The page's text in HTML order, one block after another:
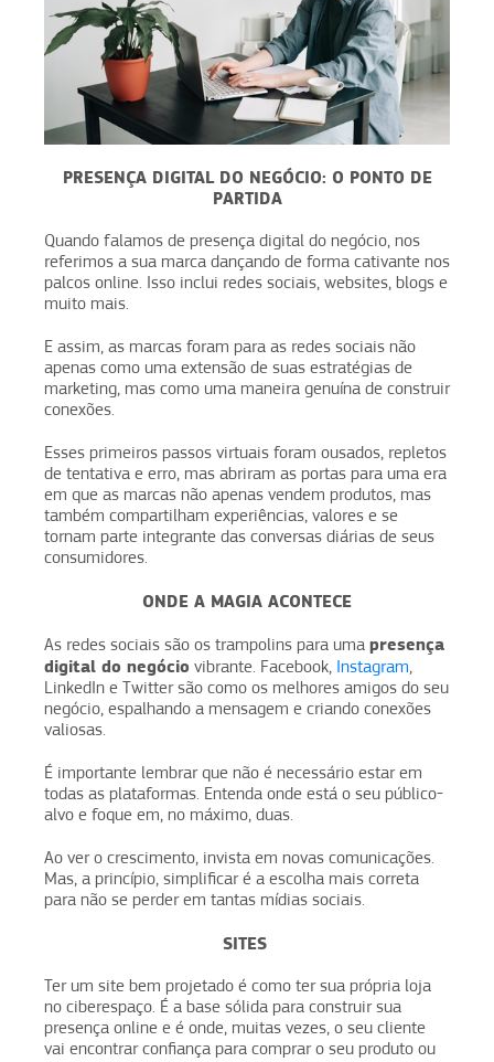
PRESENÇA DIGITAL DO NEGÓCIO: O PONTO DE
PARTIDA
Quando falamos de presença digital do negócio, nos
referimos a sua marca dançando de forma cativante nos
palcos online. Isso inclui redes sociais, websites, blogs e
muito mais.
E assim, as marcas foram para as redes sociais não
apenas como uma extensão de suas estratégias de
marketing, mas como uma maneira genuína de construir
conexões.
Esses primeiros passos virtuais foram ousados, repletos
de tentativa e erro, mas abriram as portas para uma era
em que as marcas não apenas vendem produtos, mas
também compartilham experiências, valores e se
tornam parte integrante das conversas diárias de seus
consumidores.
ONDE A MAGIA ACONTECE
As redes sociais são os trampolins para uma presença
digital do negócio vibrante. Facebook, Instagram,
LinkedIn e Twitter são como os melhores amigos do seu
negócio, espalhando a mensagem e criando conexões
valiosas.
É importante lembrar que não é necessário estar em
todas as plataformas. Entenda onde está o seu público-
alvo e foque em, no máximo, duas.
Ao ver o crescimento, invista em novas comunicações.
Mas, a princípio, simplificar é a escolha mais correta
para não se perder em tantas mídias sociais.
SITES
Ter um site bem projetado é como ter sua própria loja
no ciberespaço. É a base sólida para construir sua
presença online e é onde, muitas vezes, o seu cliente
vai encontrar confiança para comprar o seu produto ou